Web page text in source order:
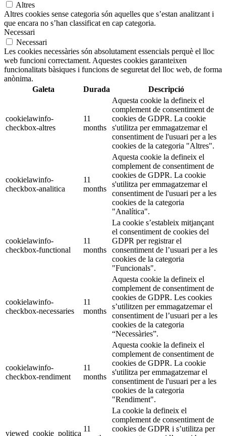
Altres
Altres cookies sense categoria són aquelles que s’estan analitzant i
que encara no s’han classificat en cap categoria.
Necessari
Necessari
Les cookies necessàries són absolutament essencials perquè el lloc
web funcioni correctament. Aquestes cookies garanteixen
funcionalitats bàsiques i funcions de seguretat del lloc web, de forma
anònima.
Galeta
Durada Descripció
cookielawinfo-
checkbox-altres
11
months
Aquesta cookie la defineix el
complement de consentiment de
cookies de GDPR. La cookie
s'utilitza per emmagatzemar el
consentiment de l'usuari per a les
cookies de la categoria "Altres".
cookielawinfo-
checkbox-analitica
11
months
Aquesta cookie la defineix el
complement de consentiment de
cookies de GDPR. La cookie
s'utilitza per emmagatzemar el
consentiment de l'usuari per a les
cookies de la categoria
"Analítica".
cookielawinfo-
checkbox-functional
11
months
La cookie s’estableix mitjançant
el consentiment de cookies del
GDPR per registrar el
consentiment de l’usuari per a les
cookies de la categoria
"Funcionals".
cookielawinfo-
checkbox-necessaries
11
months
Aquesta cookie la defineix el
complement de consentiment de
cookies de GDPR. Les cookies
s’utilitzen per emmagatzemar el
consentiment de l’usuari per a les
cookies de la categoria
“Necessàries”.
cookielawinfo-
checkbox-rendiment
11
months
Aquesta cookie la defineix el
complement de consentiment de
cookies de GDPR. La cookie
s'utilitza per emmagatzemar el
consentiment de l'usuari per a les
cookies de la categoria
"Rendiment".
viewed_cookie_politica
11
La cookie la defineix el
complement de consentiment de
cookies de GDPR i s’utilitza per